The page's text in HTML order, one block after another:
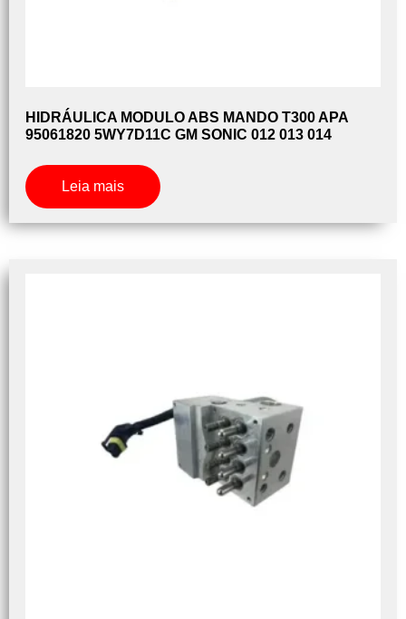
HIDRÁULICA MODULO ABS MANDO T300 APA
95061820 5WY7D11C GM SONIC 012 013 014
Leia mais